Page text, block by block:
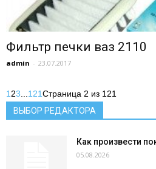
Фильтр печки ваз 2110
admin - 23.07.2017
1 23 121Страница 2 из 121
ВЫБОР РЕДАКТОРА
Как произвести
05.08.2026